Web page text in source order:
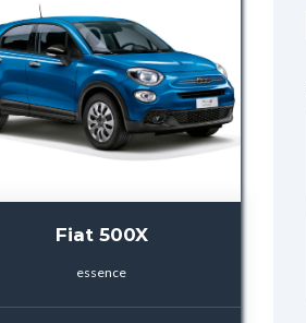
Fiat 500X
essence